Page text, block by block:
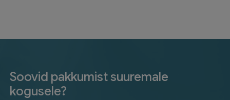
Soovid pakkumist suuremale
kogusele?